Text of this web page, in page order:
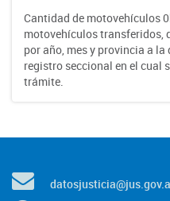
Cantidad de motovehículos
motovehículos transferidos,
por año, mes y provincia a la
registro seccional en el cual
trámite.